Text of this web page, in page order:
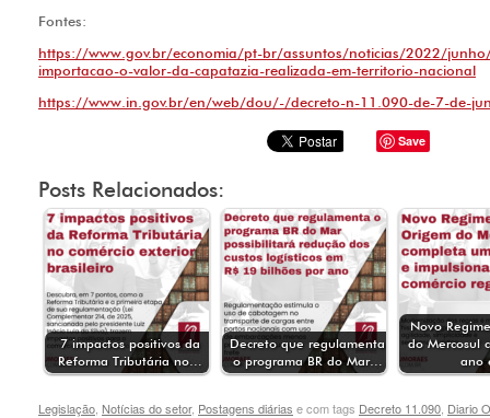
Fontes:
https://www.gov.br/economia/pt-br/assuntos/noticias/2022/
importacao-o-valor-da-capatazia-realizada-em-territorio-nacional
https://www.in.gov.br/en/web/dou/-/decreto-n-11.090-de-7-de-
Save
Posts Relacionados:
7 impactos positivos da
Reforma Tributária no…
Decreto que regulamenta
o programa BR do Mar…
Novo
do Mercosul
ano
Legislação Notícias do setor, Postagens diárias e com tags Decreto 11.090 Diario